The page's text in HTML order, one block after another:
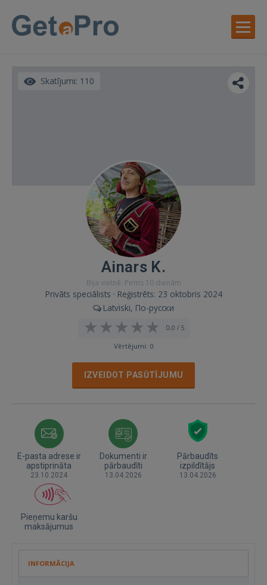
Skatījumi: 110
Ainars K.
Bija vietnē: Pirms 10 dienām
Privāts speciālists · Reģistrēts: 23 oktobris 2024
Latviski, По-русски
0,0 / 5
Vērtējumi: 0
IZVEIDOT PASŪTĪJUMU
E-pasta adrese ir
apstiprināta
23.10.2024
Dokumenti ir
pārbaudīti
13.04.2026
Pārbaudīts
izpildītājs
13.04.2026
Pieņemu karšu
maksājumus
INFORMĀCIJA